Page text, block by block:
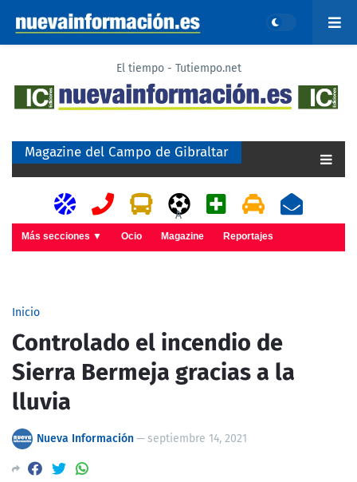
El tiempo - Tutiempo.net
Magazine del Campo de Gibraltar
A
Más secciones ▼ Ocio Magazine Reportajes
Inicio
Controlado el incendio de
Sierra Bermeja gracias a la
lluvia
Nueva Información— septiembre 14, 2021